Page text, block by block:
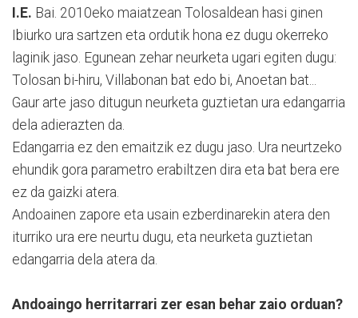
I.E. Bai. 2010eko maiatzean Tolosaldean hasi ginen
Ibiurko ura sartzen eta ordutik hona ez dugu okerreko
laginik jaso. Egunean zehar neurketa ugari egiten dugu:
Tolosan bi-hiru, Villabonan bat edo bi, Anoetan bat...
Gaur arte jaso ditugun neurketa guztietan ura edangarria
dela adierazten da.
Edangarria ez den emaitzik ez dugu jaso. Ura neurtzeko
ehundik gora parametro erabiltzen dira eta bat bera ere
ez da gaizki atera.
Andoainen zapore eta usain ezberdinarekin atera den
iturriko ura ere neurtu dugu, eta neurketa guztietan
edangarria dela atera da.
Andoaingo herritarrari zer esan behar zaio orduan?